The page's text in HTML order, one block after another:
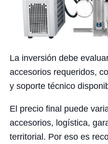
La inversión debe
accesorios requeridos,
y soporte técnico
El precio final puede
accesorios, logística,
territorial. Por eso es